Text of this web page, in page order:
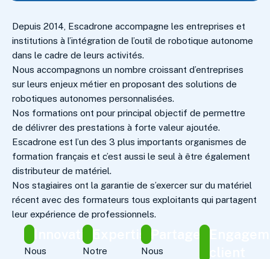
Depuis 2014, Escadrone accompagne les entreprises et
institutions à l’intégration de l’outil de robotique autonome
dans le cadre de leurs activités.
Nous accompagnons un nombre croissant d’entreprises
sur leurs enjeux métier en proposant des solutions de
robotiques autonomes personnalisées.
Nos formations ont pour principal objectif de permettre
de délivrer des prestations à forte valeur ajoutée.
Escadrone est l’un des 3 plus importants organismes de
formation français et c’est aussi le seul à être également
distributeur de matériel.
Nos stagiaires ont la garantie de s’exercer sur du matériel
récent avec des formateurs tous exploitants qui partagent
leur expérience de professionnels.
Innovation
Nous
Expertise
Notre
Partage
Nous